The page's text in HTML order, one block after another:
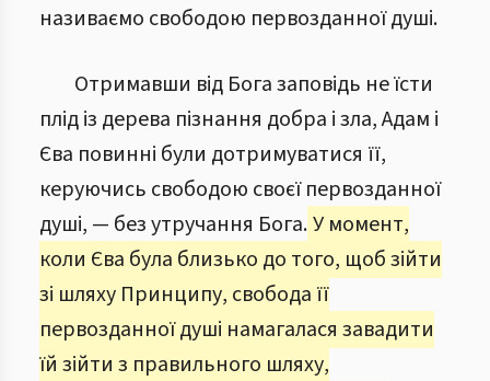
називаємо свободою первозданної душі.
Отримавши від Бога заповідь не їсти
плід із дерева пізнання добра і зла, Адам і
Єва повинні були дотримуватися її,
керуючись свободою своєї первозданної
душі, — без утручання Бога.У момент,
коли Єва була близько до того, щоб зійти
зі шляху Принципу, свобода її
первозданної душі намагалася завадити
їй зійти з правильного шляху,